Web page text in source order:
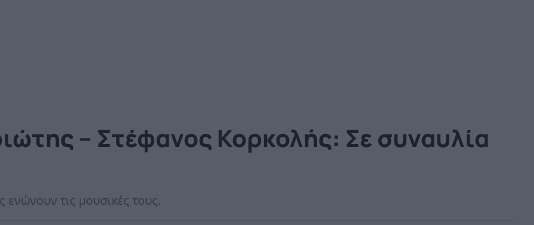
– Στέφανος Κορκολής: Σε συναυλία
ενώνουν τις μουσικές τους.